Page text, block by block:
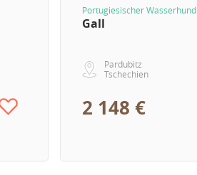
Portugiesischer Wasserhund
Gall
Pardubitz
Tschechien
2 148 €